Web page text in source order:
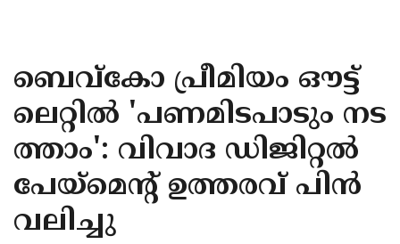
KANNUR
KASARAGOD
ബെവ്കോ പ്രീമിയം ഔട്ട്
ലെറ്റിൽ 'പണമിടപാടും നട
ത്താം': വിവാദ ഡിജിറ്റൽ
പേയ്മെൻ്റ് ഉത്തരവ് പിൻ
വലിച്ചു